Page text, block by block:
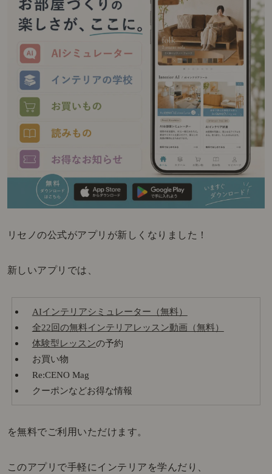
リセノの公式がアプリが新しくなりました！
新しいアプリでは、
AIインテリアシミュレーター（無料）
全22回の無料インテリアレッスン動画（無料）
体験型レッスンの予約
お買い物
Re:CENO Mag
クーポンなどお得な情報
を無料でご利用いただけます。
このアプリで手軽にインテリアを学んだり、